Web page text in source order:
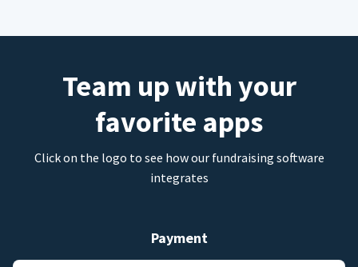
Team up with your
favorite apps
Click on the logo to see how our fundraising software
integrates
Payment